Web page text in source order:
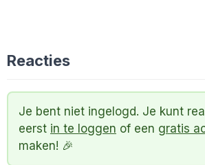
Reacties
Je bent niet ingelogd. Je kunt
eerst in te loggen of een gratis
maken! 🎉